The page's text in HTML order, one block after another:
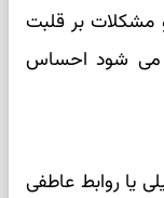
مشکلات بر قلبت
می شود احساس
یا روابط عاطفی